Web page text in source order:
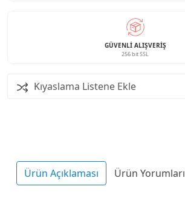
GÜVENLI ALIŞVERIŞ
256 bit SSL
Kıyaslama Listene Ekle
Ürün Açıklaması Ürün Yorumları